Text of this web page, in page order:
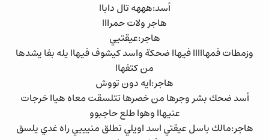
أسد:هههه تال داباا
هاجر ولات حمرااا
هاجر:عيقتيي
وزمطات فمهااااا فيهاا ضحكة واسد كيشوف فيهاا يله بفا يشدها
من كتفهاا
هاجر:ايه دون تووش
أسد ضحك بشر وجرها من خصرها تتلسقت معاه هياا خرجات
عنيهاا وهوا طلع حاجبوو
هاجر:مالك باسل عيقتي اسد اويلي تطلق منيييي راه غدي يلسق